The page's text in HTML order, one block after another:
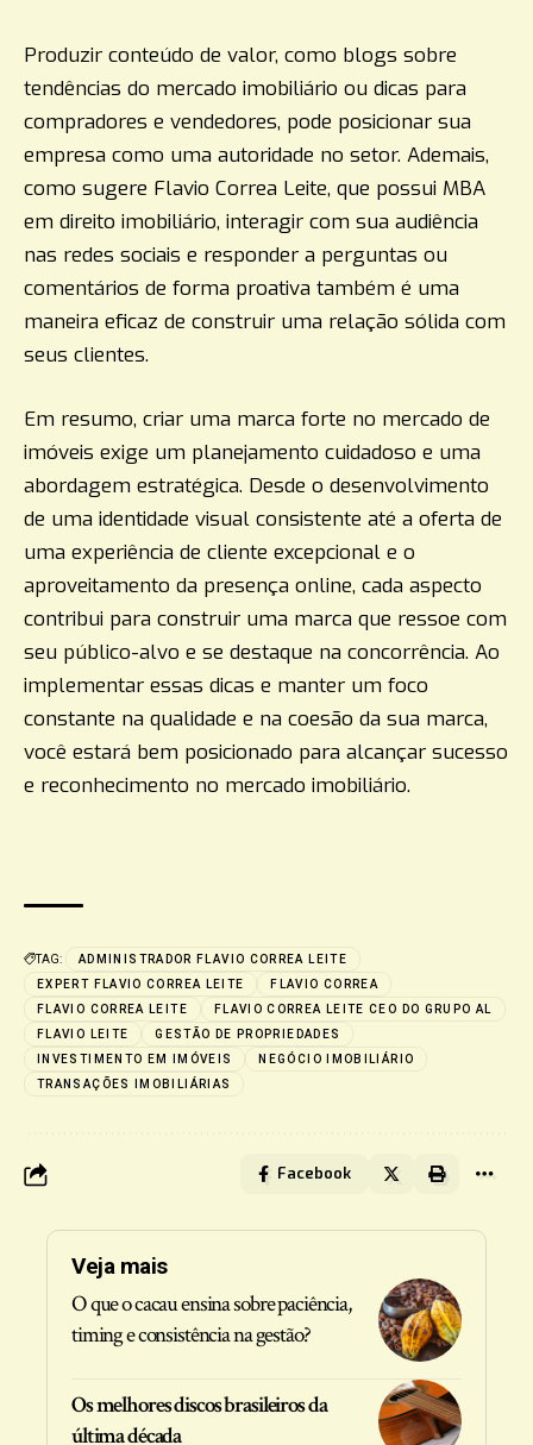
Produzir conteúdo de valor, como blogs sobre
tendências do mercado imobiliário ou dicas para
compradores e vendedores, pode posicionar sua
empresa como uma autoridade no setor. Ademais,
como sugere Flavio Correa Leite, que possui MBA
em direito imobiliário, interagir com sua audiência
nas redes sociais e responder a perguntas ou
comentários de forma proativa também é uma
maneira eficaz de construir uma relação sólida com
seus clientes.
Em resumo, criar uma marca forte no mercado de
imóveis exige um planejamento cuidadoso e uma
abordagem estratégica. Desde o desenvolvimento
de uma identidade visual consistente até a oferta de
uma experiência de cliente excepcional e o
aproveitamento da presença online, cada aspecto
contribui para construir uma marca que ressoe com
seu público-alvo e se destaque na concorrência. Ao
implementar essas dicas e manter um foco
constante na qualidade e na coesão da sua marca,
você estará bem posicionado para alcançar sucesso
e reconhecimento no mercado imobiliário.
TAG:
ADMINISTRADOR FLAVIO CORREA LEITE
EXPERT FLAVIO CORREA LEITE
FLAVIO CORREA
FLAVIO CORREA LEITE
FLAVIO CORREA LEITE CEO DO GRUPO AL
FLAVIO LEITE
GESTÃO DE PROPRIEDADES
INVESTIMENTO EM IMÓVEIS
NEGÓCIO IMOBILIÁRIO
TRANSAÇÕES IMOBILIÁRIAS
Facebook
Veja mais
O que o cacau ensina sobre paciência,
timing e consistência na gestão?
Os melhores discos brasileiros da
última década